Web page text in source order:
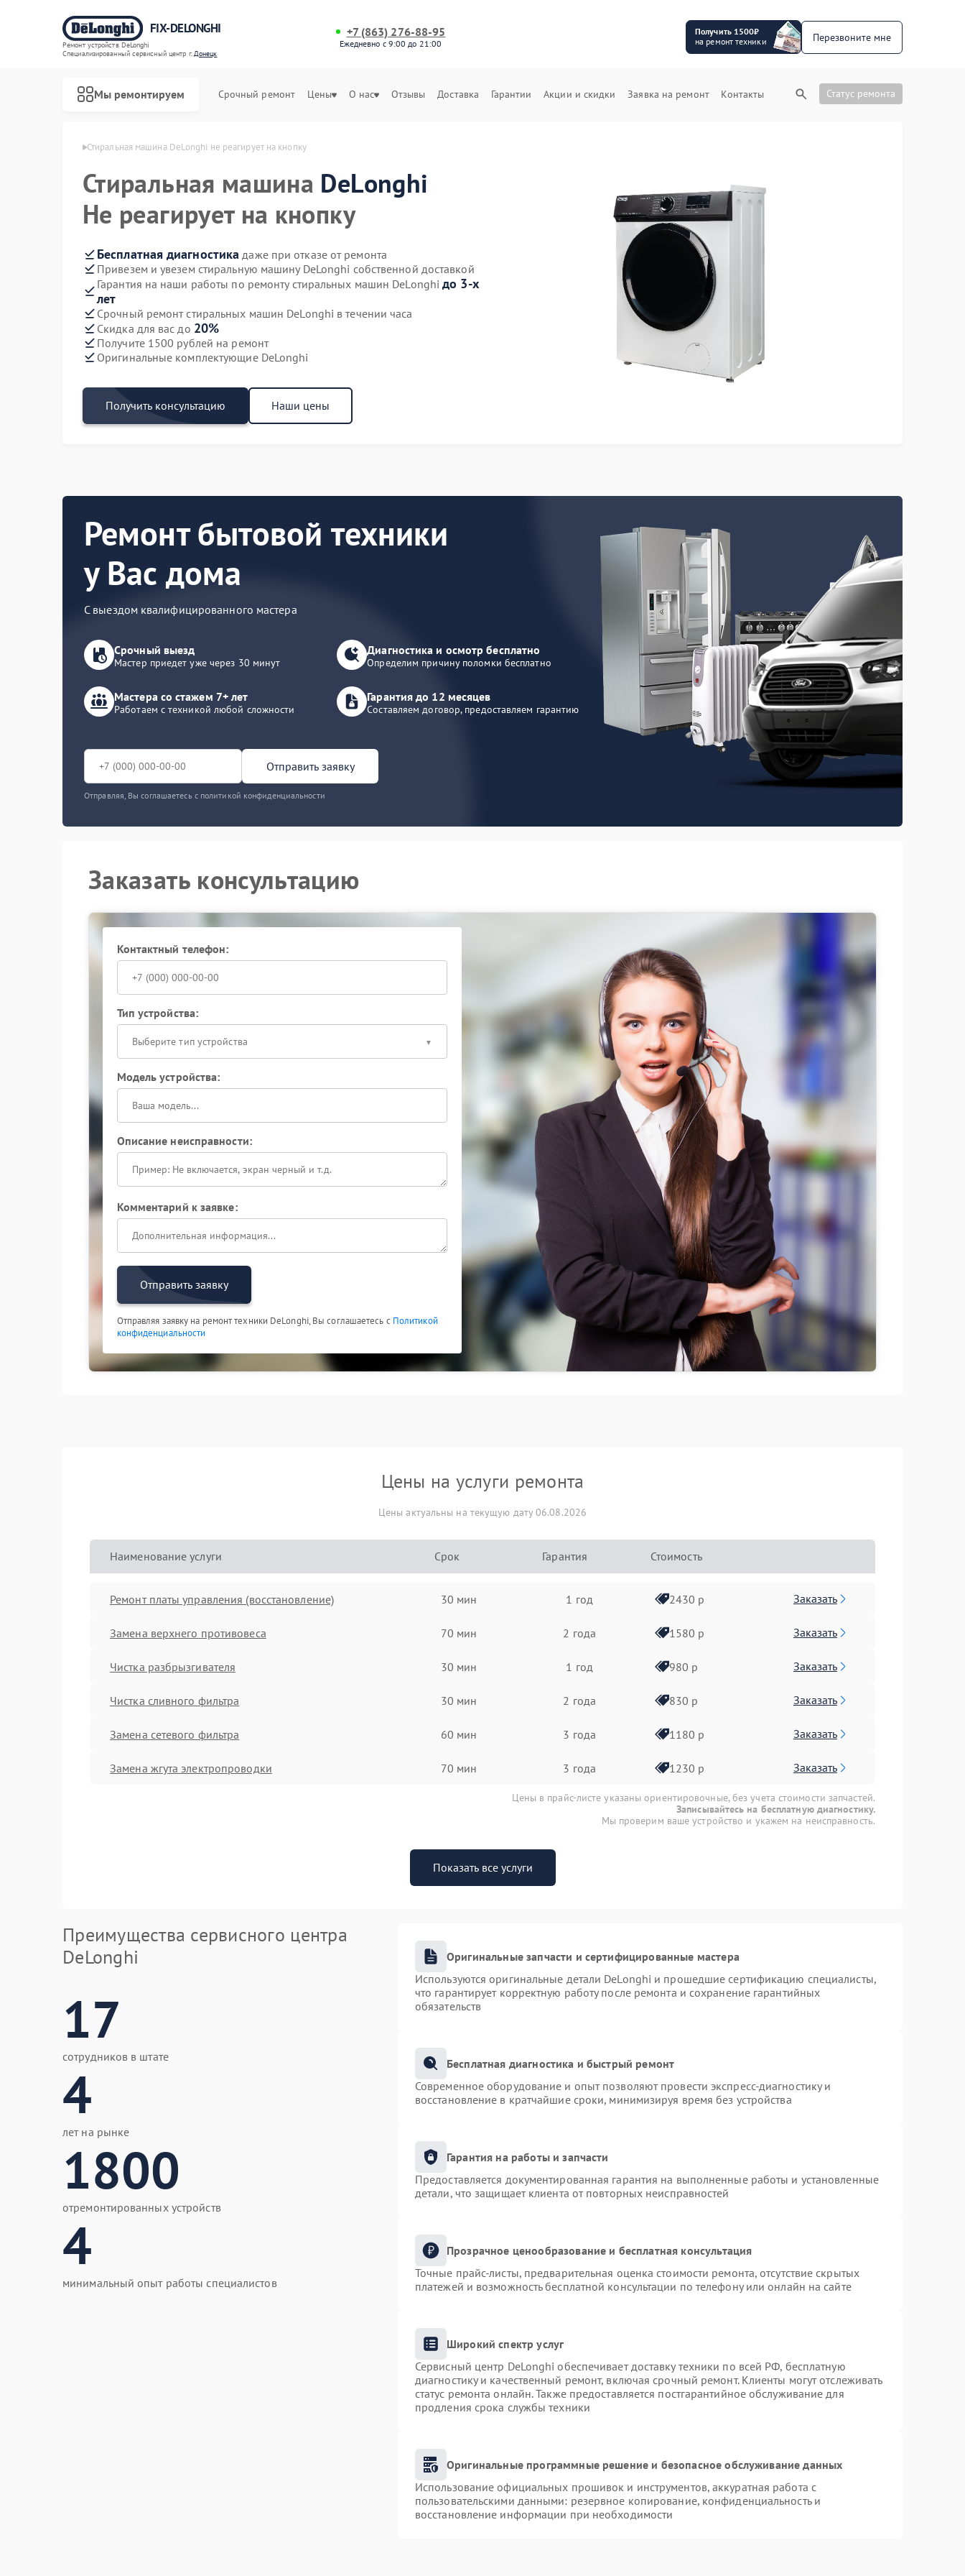
FIX-DELONGHI
Ремонт устройств DeLonghi
Специализированный cервисный центр г.Донецк
+7 (863) 276-88-95
Ежедневно с 9:00 до 21:00
Получить 1500₽
на ремонт техники
Перезвоните мне
Мы ремонтируем Срочный ремонт Цены О нас Отзывы Доставка Гарантии Акции и скидки Заявка на ремонт Контакты Статус ремонта
Стиральная машина DeLonghi не реагирует на кнопку
Стиральная машина DeLonghi
Не реагирует на кнопку
Бесплатная диагностика даже при отказе от ремонта
Привезем и увезем стиральную машину DeLonghi собственной доставкой
Гарантия на наши работы по ремонту стиральных машин DeLonghiдо 3-х
лет
Срочный ремонт стиральных машин DeLonghi в течении часа
Скидка для вас до 20%
Получите 1500 рублей на ремонт
Оригинальные комплектующие DeLonghi
Получить консультацию Наши цены
Ремонт бытовой техники
у Вас дома
С выездом квалифицированного мастера
Срочный выезд
Мастер приедет уже через 30 минут
Диагностика и осмотр бесплатно
Определим причину поломки бесплатно
Мастера со стажем 7+ лет
Работаем с техникой любой сложности
Гарантия до 12 месяцев
Составляем договор, предоставляем гарантию
Отправить заявку
Отправляя, Вы соглашаетесь с политикой конфиденциальности
Заказать консультацию
Контактный телефон:
Тип устройства:
Выберите тип устройства
Модель устройства:
Описание неисправности:
Комментарий к заявке:
Отправить заявку
Отправляя заявку на ремонт техники DeLonghi, Вы соглашаетесь с Политикой
конфиденциальности
Цены на услуги ремонта
Цены актуальны на текущую дату 06.08.2026
Наименование услуги Срок Гарантия Стоимость
Ремонт платы управления (восстановление) 30 мин 1 год 2430 р Заказать
Замена верхнего противовеса 70 мин 2 года 1580 р Заказать
Чистка разбрызгивателя 30 мин 1 год 980 р Заказать
Чистка сливного фильтра 30 мин 2 года 830 р Заказать
Замена сетевого фильтра 60 мин 3 года 1180 р Заказать
Замена жгута электропроводки 70 мин 3 года 1230 р Заказать
Цены в прайс-листе указаны ориентировочные, без учета стоимости запчастей.
Записывайтесь на бесплатную диагностику.
Мы проверим ваше устройство и укажем на неисправность.
Показать все услуги
Преимущества сервисного центра
DeLonghi
17
сотрудников в штате
4
лет на рынке
1800
отремонтированных устройств
4
минимальный опыт работы специалистов
Оригинальные запчасти и сертифицированные мастера
Используются оригинальные детали DeLonghi и прошедшие сертификацию специалисты,
что гарантирует корректную работу после ремонта и сохранение гарантийных
обязательств
Бесплатная диагностика и быстрый ремонт
Современное оборудование и опыт позволяют провести экспресс-диагностику и
восстановление в кратчайшие сроки, минимизируя время без устройства
Гарантия на работы и запчасти
Предоставляется документированная гарантия на выполненные работы и установленные
детали, что защищает клиента от повторных неисправностей
Прозрачное ценообразование и бесплатная консультация
Точные прайс-листы, предварительная оценка стоимости ремонта, отсутствие скрытых
платежей и возможность бесплатной консультации по телефону или онлайн на сайте
Широкий спектр услуг
Сервисный центр DeLonghi обеспечивает доставку техники по всей РФ, бесплатную
диагностику и качественный ремонт, включая срочный ремонт. Клиенты могут отслеживать
статус ремонта онлайн. Также предоставляется постгарантийное обслуживание для
продления срока службы техники
Оригинальные программные решение и безопасное обслуживание данных
Использование официальных прошивок и инструментов, аккуратная работа с
пользовательскими данными: резервное копирование, конфиденциальность и
восстановление информации при необходимости